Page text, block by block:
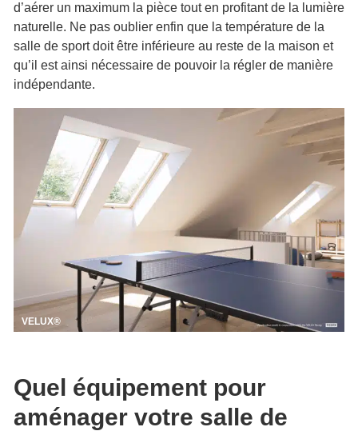
d’aérer un maximum la pièce tout en profitant de la lumière
naturelle. Ne pas oublier enfin que la température de la
salle de sport doit être inférieure au reste de la maison et
qu’il est ainsi nécessaire de pouvoir la régler de manière
indépendante.
VELUX®
Quel équipement pour
aménager votre salle de